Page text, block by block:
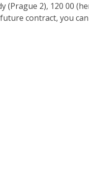
(Prague 2), 120 00
contract, you